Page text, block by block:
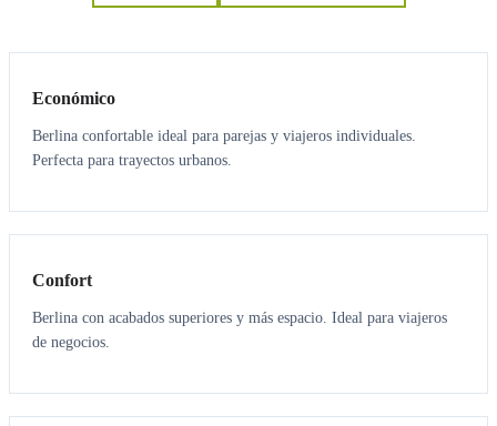
Económico
Berlina confortable ideal para parejas y viajeros individuales.
Perfecta para trayectos urbanos.
3 3
Confort
Berlina con acabados superiores y más espacio. Ideal para viajeros
de negocios.
6 5